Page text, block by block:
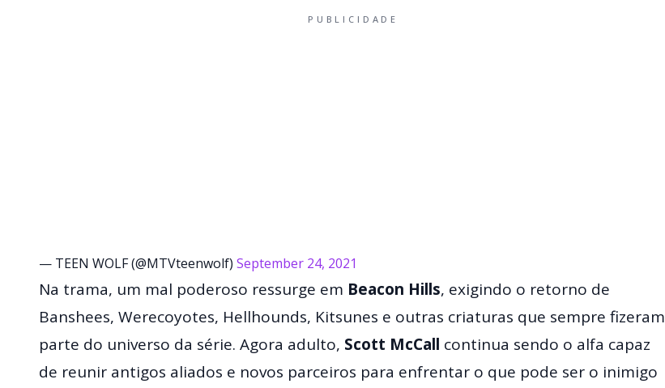
PUBLICIDADE
— TEEN WOLF (@MTVteenwolf) September 24, 2021
Na trama, um mal poderoso ressurge em Beacon Hills, exigindo o retorno de
Banshees, Werecoyotes, Hellhounds, Kitsunes e outras criaturas que sempre fizeram
parte do universo da série. Agora adulto, Scott McCall continua sendo o alfa capaz
de reunir antigos aliados e novos parceiros para enfrentar o que pode ser o inimigo